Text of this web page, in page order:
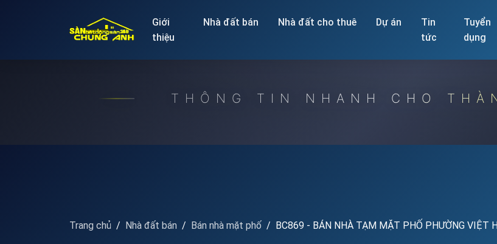
Giới
thiệu
Nhà đất bán Nhà đất cho thuê Dự án
Tin
tức
Tuyển
dụng
THÔNG TIN NHANH CHO
Trang chủ Nhà đất bán Bán nhà mặt phố BC869 - BÁN NHÀ TẠM MẶT PHỐ PHƯỜNG VIỆT